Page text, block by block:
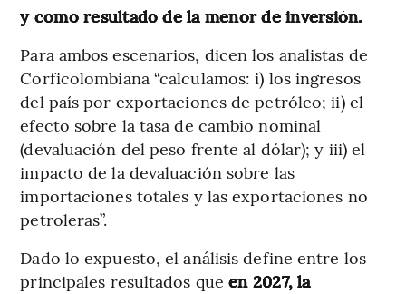
y como resultado de la menor de inversión.
Para ambos escenarios, dicen los analistas de
Corficolombiana “calculamos: i) los ingresos
del país por exportaciones de petróleo; ii) el
efecto sobre la tasa de cambio nominal
(devaluación del peso frente al dólar); y iii) el
impacto de la devaluación sobre las
importaciones totales y las exportaciones no
petroleras”.
Dado lo expuesto, el análisis define entre los
principales resultados queen 2027, la